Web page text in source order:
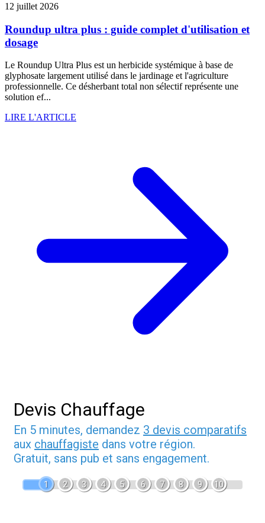
12 juillet 2026
Roundup ultra plus : guide complet d'utilisation et
dosage
Le Roundup Ultra Plus est un herbicide systémique à base de
glyphosate largement utilisé dans le jardinage et l'agriculture
professionnelle. Ce désherbant total non sélectif représente une
solution ef...
LIRE L'ARTICLE
Devis Chauffage
En 5 minutes, demandez 3 devis comparatifs
aux chauffagiste dans votre région.
Gratuit, sans pub et sans engagement.
1 2 3 4 5 6 7 8 9 10